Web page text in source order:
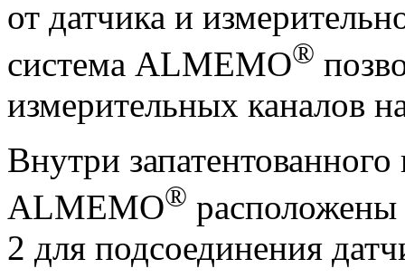
от датчика и
система ALMEMO®
измерительных каналов
Внутри запатентованного
ALMEMO® расположены
2 для подсоединения